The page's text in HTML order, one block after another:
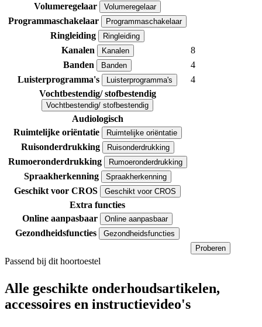
Volumeregelaar
Volumeregelaar
Programmaschakelaar Programmaschakelaar
Ringleiding Ringleiding
Kanalen Kanalen
8
Banden
Banden
4
Luisterprogramma's
Luisterprogramma's
4
Vochtbestendig/ stofbestendig
Vochtbestendig/ stofbestendig
Audiologisch
Ruimtelijke oriëntatie
Ruimtelijke oriëntatie
Ruisonderdrukking Ruisonderdrukking
Rumoeronderdrukking Rumoeronderdrukking
Spraakherkenning Spraakherkenning
Geschikt voor CROS Geschikt voor CROS
Extra functies
Online aanpasbaar
Online aanpasbaar
Gezondheidsfuncties
Gezondheidsfuncties
Proberen
Passend bij dit hoortoestel
Alle geschikte onderhoudsartikelen,
accessoires en instructievideo's